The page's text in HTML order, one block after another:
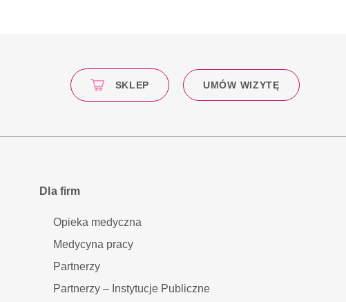
SKLEP UMÓW WIZYTĘ
Dla firm
Opieka medyczna
Medycyna pracy
Partnerzy
Partnerzy – Instytucje Publiczne